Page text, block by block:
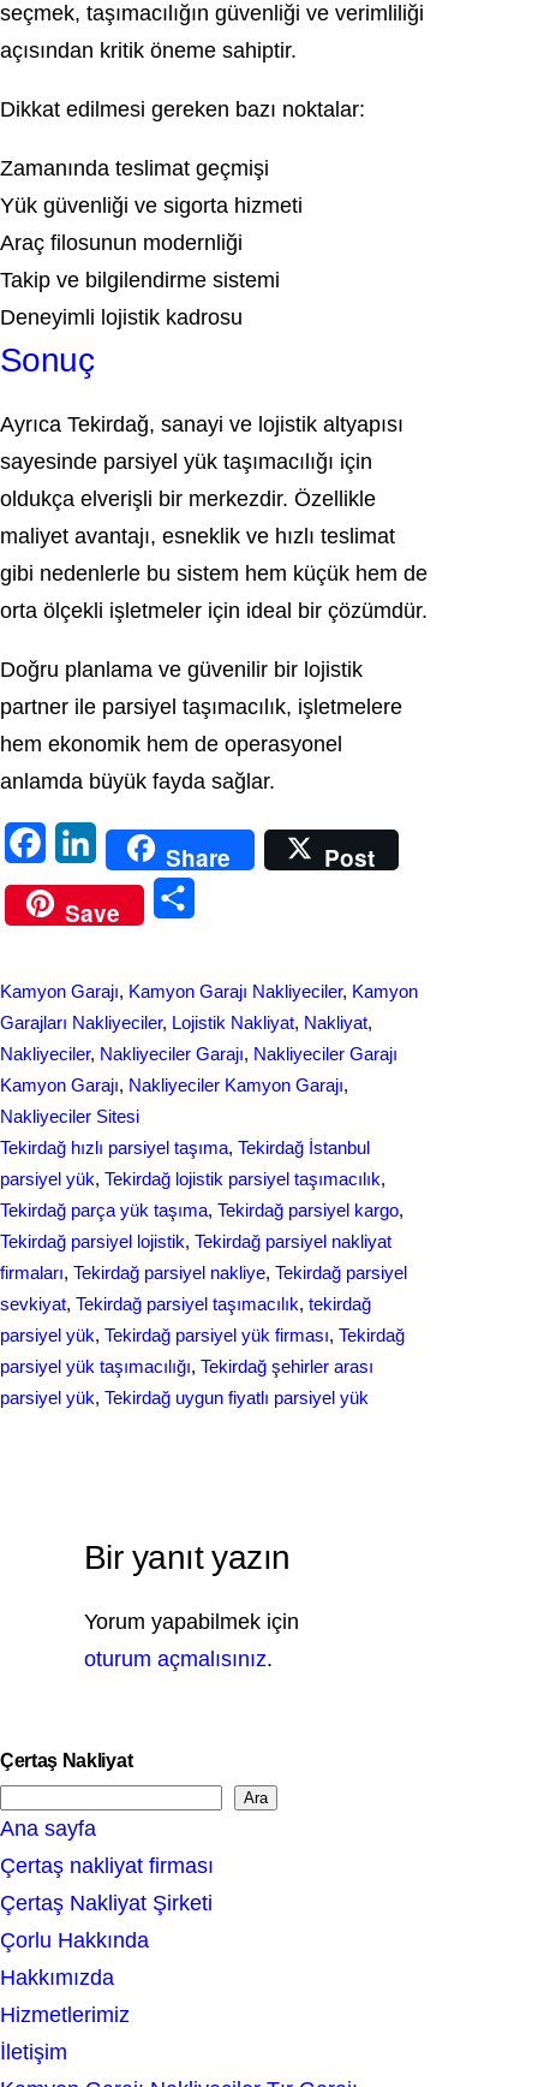
seçmek, taşımacılığın güvenliği ve verimliliği
açısından kritik öneme sahiptir.
Dikkat edilmesi gereken bazı noktalar:
Zamanında teslimat geçmişi
Yük güvenliği ve sigorta hizmeti
Araç filosunun modernliği
Takip ve bilgilendirme sistemi
Deneyimli lojistik kadrosu
Sonuç
Ayrıca Tekirdağ, sanayi ve lojistik altyapısı
sayesinde parsiyel yük taşımacılığı için
oldukça elverişli bir merkezdir. Özellikle
maliyet avantajı, esneklik ve hızlı teslimat
gibi nedenlerle bu sistem hem küçük hem de
orta ölçekli işletmeler için ideal bir çözümdür.
Doğru planlama ve güvenilir bir lojistik
partner ile parsiyel taşımacılık, işletmelere
hem ekonomik hem de operasyonel
anlamda büyük fayda sağlar.
a
c
o
o
k
i
n
d
I
n
Share
Post
Save
r
e
Kamyon Garajı, Kamyon Garajı Nakliyeciler, Kamyon
Garajları Nakliyeciler, Lojistik Nakliyat, Nakliyat
Nakliyeciler, Nakliyeciler Garajı, Nakliyeciler Garajı
Kamyon Garajı, Nakliyeciler Kamyon Garajı
Nakliyeciler Sitesi
Tekirdağ hızlı parsiyel taşıma, Tekirdağ İstanbul
parsiyel yük, Tekirdağ lojistik parsiyel taşımacılık
Tekirdağ parça yük taşıma, Tekirdağ parsiyel kargo
Tekirdağ parsiyel lojistik, Tekirdağ parsiyel nakliyat
firmaları, Tekirdağ parsiyel nakliye, Tekirdağ parsiyel
sevkiyat, Tekirdağ parsiyel taşımacılık, tekirdağ
parsiyel yük, Tekirdağ parsiyel yük firması, Tekirdağ
parsiyel yük taşımacılığı, Tekirdağ şehirler arası
parsiyel yük, Tekirdağ uygun fiyatlı parsiyel yük
Bir yanıt yazın
Yorum yapabilmek için
oturum açmalısınız.
Çertaş Nakliyat
e
a
r
c
h
Ara
Ana sayfa
Çertaş nakliyat firması
Çertaş Nakliyat Şirketi
Çorlu Hakkında
Hakkımızda
Hizmetlerimiz
İletişim